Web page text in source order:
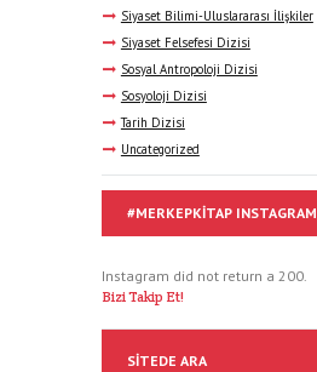
Siyaset Bilimi-Uluslararası İlişkiler
Siyaset Felsefesi Dizisi
Sosyal Antropoloji Dizisi
Sosyoloji Dizisi
Tarih Dizisi
Uncategorized
#MERKEPKITAP INSTAGRAM
Instagram did not return a 200.
Bizi Takip Et!
SITEDE ARA